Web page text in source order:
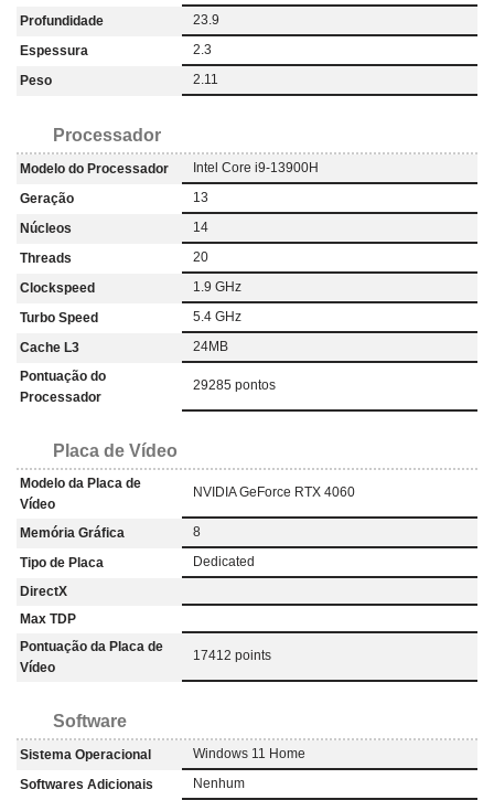
Profundidade
23.9
Espessura
2.3
Peso
2.11
Processador
Modelo do Processador
Intel Core i9-13900H
Geração
13
Núcleos
14
Threads
20
Clockspeed
1.9 GHz
Turbo Speed
5.4 GHz
Cache L3
24MB
Pontuação do
Processador
29285 pontos
Placa de Vídeo
Modelo da Placa de
Vídeo
NVIDIA GeForce RTX 4060
Memória Gráfica
8
Tipo de Placa
‎Dedicated
DirectX
Max TDP
Pontuação da Placa de
Vídeo
17412 points
Software
Sistema Operacional
Windows 11 Home
Softwares Adicionais
Nenhum